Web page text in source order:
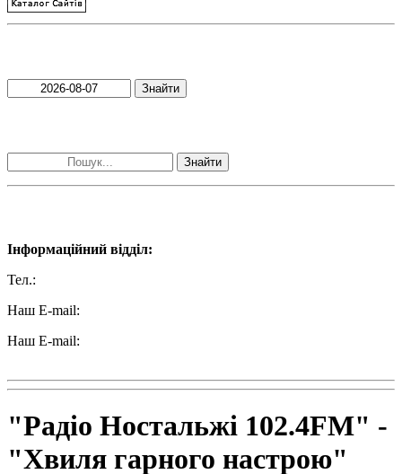
Знайти
Знайти
Інформаційний відділ:
Тел.:
Наш E-mail:
Наш E-mail:
"Радіо Ностальжі 102.4FM" -
"Хвиля гарного настрою"